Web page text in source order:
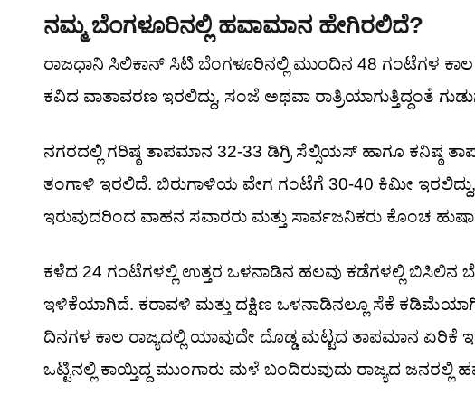
ನಮ್ಮ ಬೆಂಗಳೂರಿನಲ್ಲಿ ಹವಾಮಾನ ಹೇಗಿರಲಿದೆ?
ರಾಜಧಾನಿ ಸಿಲಿಕಾನ್ ಸಿಟಿ ಬೆಂಗಳೂರಿನಲ್ಲಿ ಮುಂದಿನ 48 ಗಂಟೆಗಳ
ಕವಿದ ವಾತಾವರಣ ಇರಲಿದ್ದು, ಸಂಜೆ ಅಥವಾ ರಾತ್ರಿಯಾಗುತ್ತಿದ್ದಂತೆ
ನಗರದಲ್ಲಿ ಗರಿಷ್ಠ ತಾಪಮಾನ 32-33 ಡಿಗ್ರಿ ಸೆಲ್ಸಿಯಸ್ ಹಾಗೂ ಕನಿಷ್ಠ
ತಂಗಾಳಿ ಇರಲಿದೆ. ಬಿರುಗಾಳಿಯ ವೇಗ ಗಂಟೆಗೆ 30-40 ಕಿಮೀ
ಇರುವುದರಿಂದ ವಾಹನ ಸವಾರರು ಮತ್ತು ಸಾರ್ವಜನಿಕರು ಕೊಂಚ
ಕಳೆದ 24 ಗಂಟೆಗಳಲ್ಲಿ ಉತ್ತರ ಒಳನಾಡಿನ ಹಲವು ಕಡೆಗಳಲ್ಲಿ ಬಿಸಿಲಿನ
ಇಳಿಕೆಯಾಗಿದೆ. ಕರಾವಳಿ ಮತ್ತು ದಕ್ಷಿಣ ಒಳನಾಡಿನಲ್ಲೂ ಸೆಕೆ
ದಿನಗಳ ಕಾಲ ರಾಜ್ಯದಲ್ಲಿ ಯಾವುದೇ ದೊಡ್ಡ ಮಟ್ಟದ ತಾಪಮಾನ ಏರಿಕೆ
ಒಟ್ಟಿನಲ್ಲಿ ಕಾಯ್ತಿದ್ದ ಮುಂಗಾರು ಮಳೆ ಬಂದಿರುವುದು ರಾಜ್ಯದ ಜನರಲ್ಲಿ